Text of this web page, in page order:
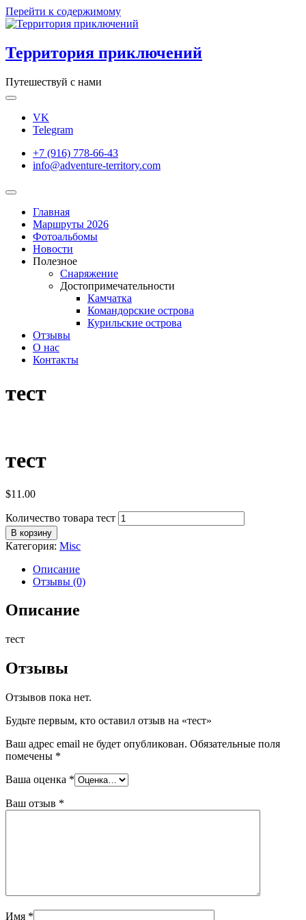
Перейти к содержимому
Территория приключений
Путешествуй с нами
VK
Telegram
+7 (916) 778-66-43
info@adventure-territory.com
Главная
Маршруты 2026
Фотоальбомы
Новости
Полезное
Снаряжение
Достопримечательности
Камчатка
Командорские острова
Курильские острова
Отзывы
О нас
Контакты
тест
тест
$11.00
Количество товара тест
В корзину
Категория: Misc
Описание
Отзывы (0)
Описание
тест
Отзывы
Отзывов пока нет.
Будьте первым, кто оставил отзыв на «тест»
Ваш адрес email не будет опубликован. Обязательные поля
помечены *
Ваша оценка *
Ваш отзыв *
Имя *